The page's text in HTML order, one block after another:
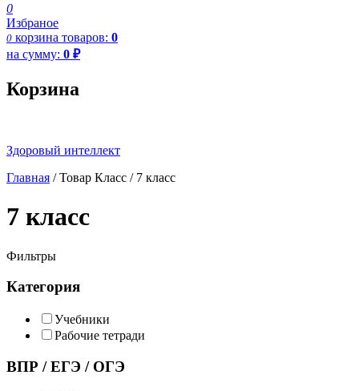
0
Избраное
0 корзина товаров: 0
на сумму: 0 ₽
Корзина
Здоровый интеллект
Главная / Товар Класс / 7 класс
7 класс
Фильтры
Категория
Учебники
Рабочие тетради
ВПР / ЕГЭ / ОГЭ